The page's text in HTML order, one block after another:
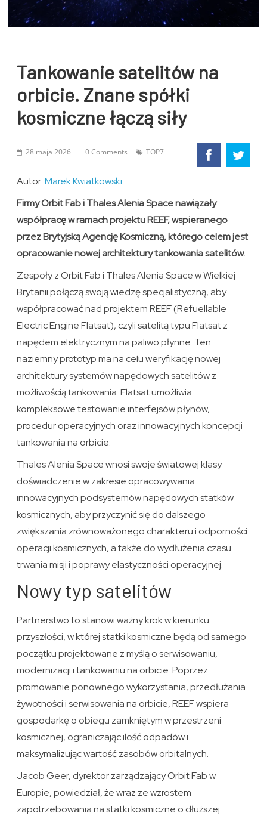
Tankowanie satelitów na
orbicie. Znane spółki
kosmiczne łączą siły
28 maja 2026 0 Comments TOP7
Autor:Marek Kwiatkowski
Firmy Orbit Fab i Thales Alenia Space nawiązały
współpracę w ramach projektu REEF, wspieranego
przez Brytyjską Agencję Kosmiczną, którego celem jest
opracowanie nowej architektury tankowania satelitów.
Zespoły z Orbit Fab i Thales Alenia Space w Wielkiej
Brytanii połączą swoją wiedzę specjalistyczną, aby
współpracować nad projektem REEF (Refuellable
Electric Engine Flatsat), czyli satelitą typu Flatsat z
napędem elektrycznym na paliwo płynne. Ten
naziemny prototyp ma na celu weryfikację nowej
architektury systemów napędowych satelitów z
możliwością tankowania. Flatsat umożliwia
kompleksowe testowanie interfejsów płynów,
procedur operacyjnych oraz innowacyjnych koncepcji
tankowania na orbicie.
Thales Alenia Space wnosi swoje światowej klasy
doświadczenie w zakresie opracowywania
innowacyjnych podsystemów napędowych statków
kosmicznych, aby przyczynić się do dalszego
zwiększania zrównoważonego charakteru i odporności
operacji kosmicznych, a także do wydłużenia czasu
trwania misji i poprawy elastyczności operacyjnej.
Nowy typ satelitów
Partnerstwo to stanowi ważny krok w kierunku
przyszłości, w której statki kosmiczne będą od samego
początku projektowane z myślą o serwisowaniu,
modernizacji i tankowaniu na orbicie. Poprzez
promowanie ponownego wykorzystania, przedłużania
żywotności i serwisowania na orbicie, REEF wspiera
gospodarkę o obiegu zamkniętym w przestrzeni
kosmicznej, ograniczając ilość odpadów i
maksymalizując wartość zasobów orbitalnych.
Jacob Geer, dyrektor zarządzający Orbit Fab w
Europie, powiedział, że wraz ze wzrostem
zapotrzebowania na statki kosmiczne o dłuższej